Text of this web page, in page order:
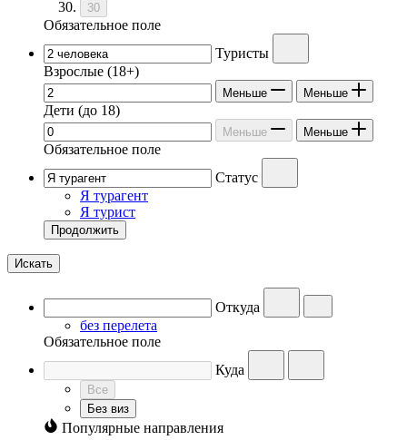
30
Обязательное поле
Туристы
Взрослые (18+)
Меньше Меньше
Дети (до 18)
Меньше Меньше
Обязательное поле
Статус
Я турагент
Я турист
Продолжить
Искать
Откуда
без перелета
Обязательное поле
Куда
Все
Без виз
Популярные направления